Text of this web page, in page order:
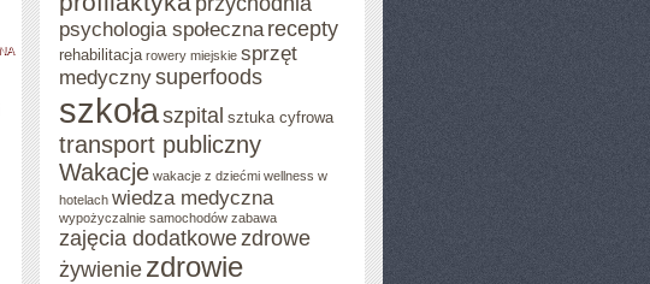
psychologia społeczna recepty
rehabilitacja rowery miejskie sprzęt
medycznysuperfoods
szkołaszpital sztuka cyfrowa
transport publiczny
Wakacje wakacje z dziećmi wellness w
hotelach wiedza medyczna
wypożyczalnie samochodów zabawa
zajęcia dodatkowezdrowe
żywienie zdrowie